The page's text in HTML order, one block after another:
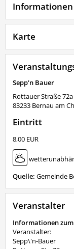
Informationen
Karte
Sepp'n Bauer
Rottauer Straße 72a
83233 Bernau am
Eintritt
8,00 EUR
Quelle: Gemeinde
Veranstalter
Informationen
Veranstalter:
Sepp\'n-Bauer